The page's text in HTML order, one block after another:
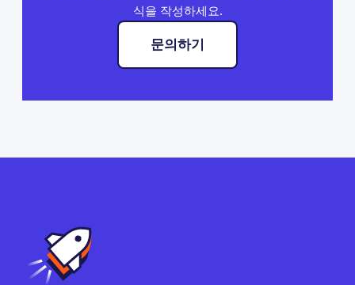
식을 작성하세요.
문의하기